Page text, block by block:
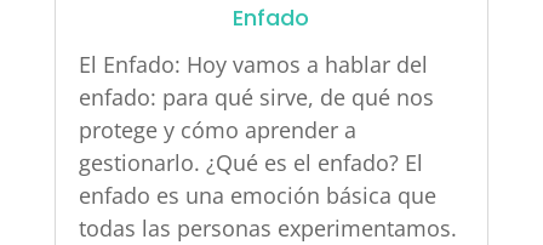
Enfado
El Enfado: Hoy vamos a hablar del
enfado: para qué sirve, de qué nos
protege y cómo aprender a
gestionarlo. ¿Qué es el enfado? El
enfado es una emoción básica que
todas las personas experimentamos.